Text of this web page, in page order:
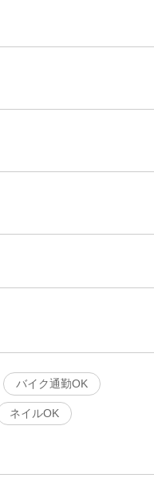
バイク通勤OK
ネイルOK